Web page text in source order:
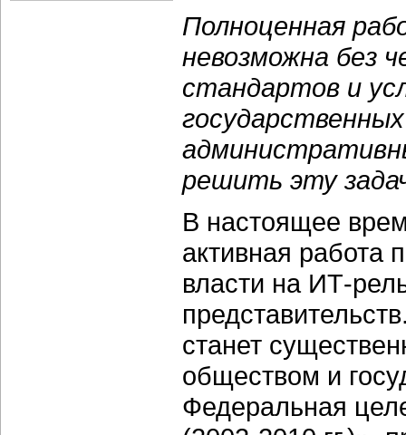
Полноценная
невозможна без
стандартов и
решить эту
В настоящее
активная работа
власти на ИТ-
станет
обществом и
Федеральная